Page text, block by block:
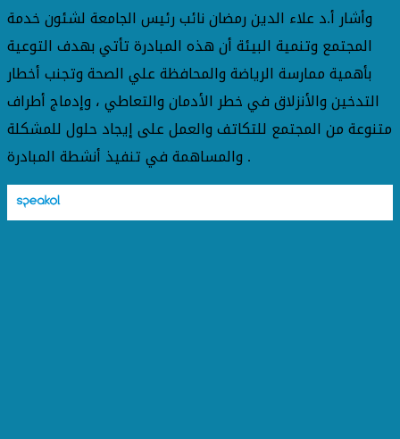
وأشار أ.د علاء الدين رمضان نائب رئيس الجامعة لشئون خدمة
المجتمع وتنمية البيئة أن هذه المبادرة تأتي بهدف التوعية
بأهمية ممارسة الرياضة والمحافظة علي الصحة وتجنب أخطار
التدخين والأنزلاق في خطر الأدمان والتعاطي ، وإدماج أطراف
متنوعة من المجتمع للتكاتف والعمل على إيجاد حلول للمشكلة
والمساهمة في تنفيذ أنشطة المبادرة .